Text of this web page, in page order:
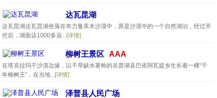
达瓦昆湖
达瓦昆湖达瓦昆湖坐落在布力曼库木沙漠中，原是沙漠中的一个自然湖泊，经过开
挖后，湖面达1000多亩...[详情]
柳树王景区 AAA
在塔克拉玛干沙漠边缘，以干旱缺水著称的岳普湖县巴依阿瓦提乡生长着一棵“千
年柳树王”，在当地...[详情]
泽普县人民广场